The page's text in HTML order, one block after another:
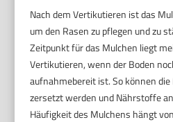
Nach dem Vertikutieren ist das
um den Rasen zu pflegen und zu
Zeitpunkt für das Mulchen liegt
Vertikutieren, wenn der Boden
aufnahmebereit ist. So können
zersetzt werden und Nährstoffe
Häufigkeit des Mulchens hängt